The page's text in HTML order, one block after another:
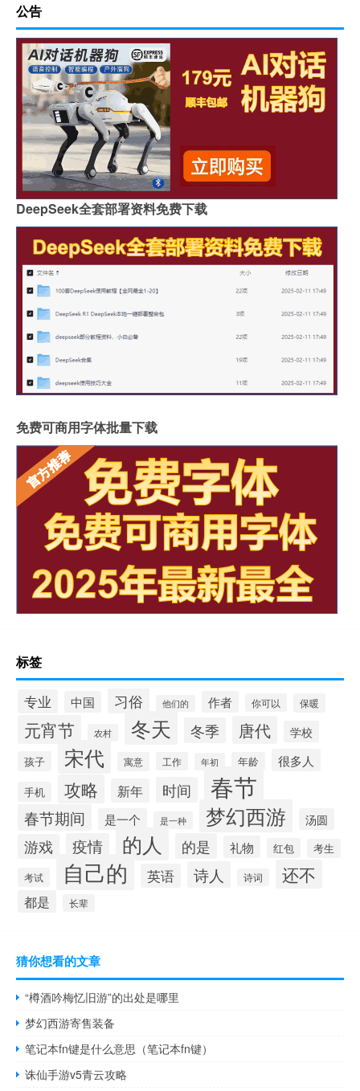
公告
DeepSeek全套部署资料免费下载
免费可商用字体批量下载
标签
专业 中国 习俗 他们的 作者 你可以 保暖
元宵节 农村 冬天 冬季 唐代 学校
孩子 宋代 寓意 工作 年初 年龄 很多人
手机 攻略 新年 时间 春节
春节期间 是一个 是一种 梦幻西游 汤圆
游戏 疫情 的人 的是 礼物 红包
考生
考试
自己的 英语 诗人 诗词 还不
都是 长辈
猜你想看的文章
“樽酒吟梅忆旧游”的出处是哪里
梦幻西游寄售装备
笔记本fn键是什么意思（笔记本fn键）
诛仙手游v5青云攻略